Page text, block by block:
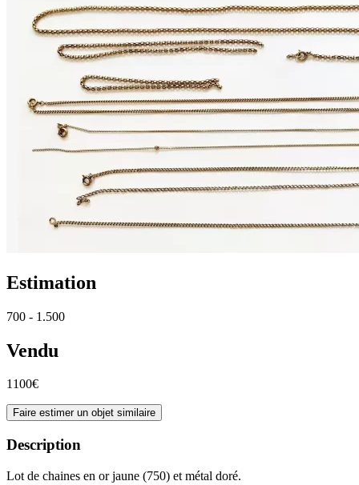
Estimation
700 - 1.500
Vendu
1100€
Faire estimer un objet similaire
Description
Lot de chaines en or jaune (750) et métal doré.